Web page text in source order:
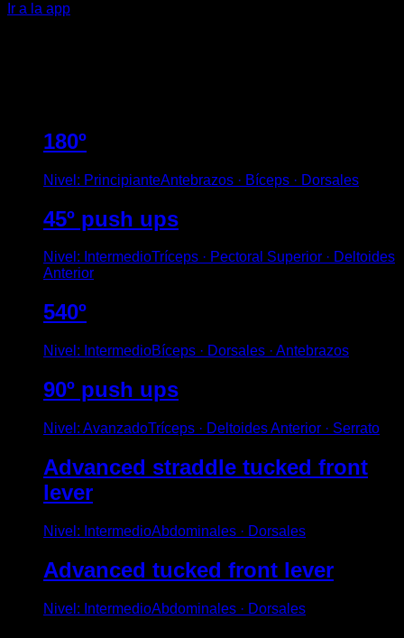
Ir a la app
180º
Nivel : PrincipianteAntebrazos · Bíceps · Dorsales
45º push ups
Nivel : IntermedioTríceps · Pectoral Superior · Deltoides
Anterior
540º
Nivel : IntermedioBíceps · Dorsales · Antebrazos
90º push ups
Nivel : AvanzadoTríceps · Deltoides Anterior · Serrato
Advanced straddle tucked front
lever
Nivel : IntermedioAbdominales · Dorsales
Advanced tucked front lever
Nivel : IntermedioAbdominales · Dorsales